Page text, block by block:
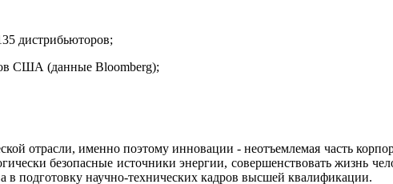
дистрибьюторов;
США (данные Bloomberg);
отрасли, именно поэтому инновации - неотъемлемая часть
безопасные источники энергии, совершенствовать жизнь
подготовку научно-технических кадров высшей квалификации.